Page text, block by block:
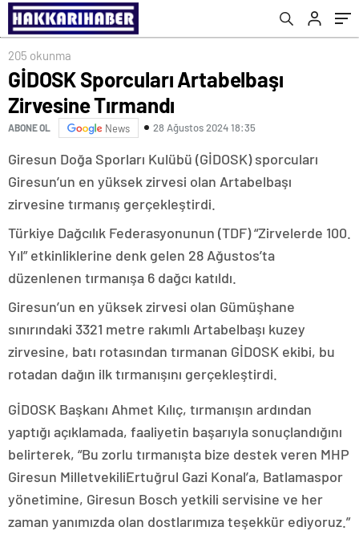
205 okunma
GİDOSK Sporcuları Artabelbaşı
Zirvesine Tırmandı
ABONE OL News 28 Ağustos 2024 18:35
Giresun Doğa Sporları Kulübü (GİDOSK) sporcuları
Giresun’un en yüksek zirvesi olan Artabelbaşı
zirvesine tırmanış gerçekleştirdi.
Türkiye Dağcılık Federasyonunun (TDF) “Zirvelerde 100.
Yıl” etkinliklerine denk gelen 28 Ağustos’ta
düzenlenen tırmanışa 6 dağcı katıldı.
Giresun’un en yüksek zirvesi olan Gümüşhane
sınırındaki 3321 metre rakımlı Artabelbaşı kuzey
zirvesine, batı rotasından tırmanan GİDOSK ekibi, bu
rotadan dağın ilk tırmanışını gerçekleştirdi.
GİDOSK Başkanı Ahmet Kılıç, tırmanışın ardından
yaptığı açıklamada, faaliyetin başarıyla sonuçlandığını
belirterek, “Bu zorlu tırmanışta bize destek veren MHP
Giresun MilletvekiliErtuğrul Gazi Konal’a, Batlamaspor
yönetimine, Giresun Bosch yetkili servisine ve her
zaman yanımızda olan dostlarımıza teşekkür ediyoruz.”